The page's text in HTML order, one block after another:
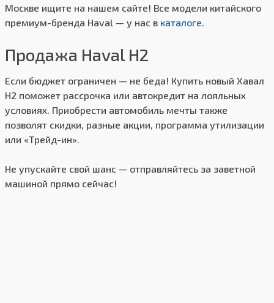
Москве ищите на нашем сайте! Все модели китайского
премиум-бренда Haval — у нас в каталоге.
Продажа Haval H2
Если бюджет ограничен — не беда! Купить новый Хавал
H2 поможет рассрочка или автокредит на лояльных
условиях. Приобрести автомобиль мечты также
позволят скидки, разные акции, программа утилизации
или «Трейд-ин».
Не упускайте свой шанс — отправляйтесь за заветной
машиной прямо сейчас!